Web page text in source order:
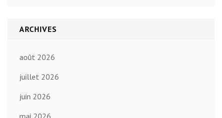
ARCHIVES
août 2026
juillet 2026
juin 2026
mai 2026